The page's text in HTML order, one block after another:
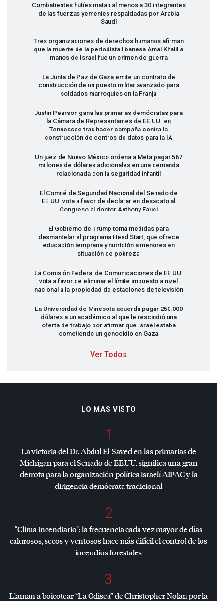
Combatientes hutíes matan al menos a 30 integrantes
de las fuerzas yemeníes respaldadas por Arabia
Saudí
Tres organizaciones de derechos humanos afirman
que la muerte de la periodista libanesa Amal Khalil a
manos de Israel fue un crimen de guerra
La Junta de Paz de Gaza emite un contrato de
construcción de un puesto militar avanzado para
soldados marroquíes en la Franja
Justin Pearson gana las primarias demócratas para
la Cámara de Representantes de EE.UU. en
Tennessee tras hacer campaña contra la
construcción de centros de datos para la IA
Un juez de Nuevo México ordena a Meta pagar 567
millones de dólares adicionales en una demanda
relacionada con la seguridad infantil
El Comité de Seguridad Nacional del Senado de
EE.UU. vota a favor de declarar en desacato al
Congreso al doctor Anthony Fauci
El Gobierno de Trump toma medidas para
desmantelar el programa Head Start, que ofrece
educación temprana y nutrición a menores en
situación de pobreza
La Comisión Federal de Comunicaciones de EE.UU.
vota a favor de eliminar el límite impuesto a nivel
nacional a la propiedad de estaciones de televisión
La Universidad de Minesota acuerda pagar 250.000
dólares a un académico al que le rescindió una
oferta de trabajo por afirmar que Israel estaba
cometiendo un genocidio en Gaza
Ver Todos
LO MÁS VISTO
1
La victoria del Dr. Abdul El-Sayed en las primarias de
Michigan para el Senado de EE.UU. significa una gran
derrota para la organización política israelíAIPACy la
dirigencia demócrata tradicional
2
“Clima incendiario”: la frecuencia cada vez mayor de días
calurosos, secos y ventosos hace más difícil el control de los
incendios forestales
3
Llaman a boicotear “La Odisea” de Christopher Nolan por la